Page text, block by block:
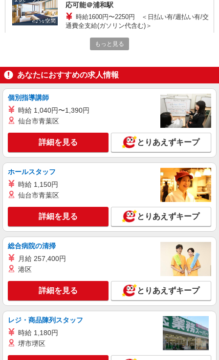
応可能＠浦和駅
時給1600円〜2250円 ＜日払い有/週払い有/交
通費全支給(ガソリン代含む)＞
浦和区
浦和駅のシニアマンション▼フロアの巡回や安
否確認など
時給1600円〜2250円 ＜日払い有/週払い有/交
通費全支給(ガソリン代含む)＞
浦和区
詳細を見る
アルバイト パート
株式会社トラストグロース 新宿本社 第3営業部
特別養護老人ホームでの夜専介護士
1夜勤：初任者・実務者13500円〜 介
護福祉士14300円〜 ※資格・経験により異なる
詳細を見る
株式会社kotrio /●SW-S-2097097
住宅型有料老人ホームSTAFF＊無理なく、長
く続けられる環境＊
【正社員】月給240,000〜400,000円 ・基本
給：200,000円〜220,000円 ・資格手当：10,000〜
30,000円 ・役職手当：10,000〜70,000円 ・処遇改
善手当：20,000〜60,000円（勤続年数、保有資格
もっと見る
あなたにおすすめの求人情報
個別指導講師
時給 1,040円〜1,390円
仙台市青葉区
詳細を見る とりあえずキープ
ホールスタッフ
時給 1,150円
仙台市青葉区
詳細を見る とりあえずキープ
総合病院の清掃
月給 257,400円
港区
詳細を見る とりあえずキープ
レジ・商品陳列スタッフ
時給 1,180円
堺市堺区